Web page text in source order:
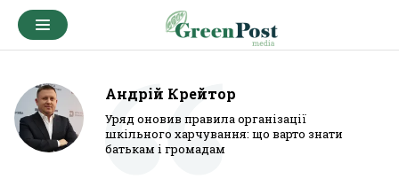
Андрій Крейтор
Уряд оновив правила організації
шкільного харчування: що варто знати
батькам і громадам